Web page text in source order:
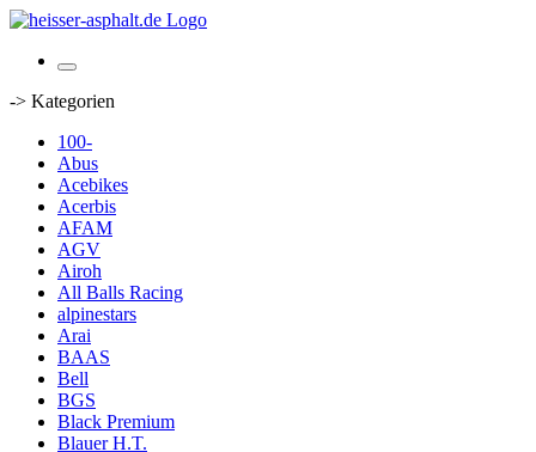
-> Kategorien
100-
Abus
Acebikes
Acerbis
AFAM
AGV
Airoh
All Balls Racing
alpinestars
Arai
BAAS
Bell
BGS
Black Premium
Blauer H.T.